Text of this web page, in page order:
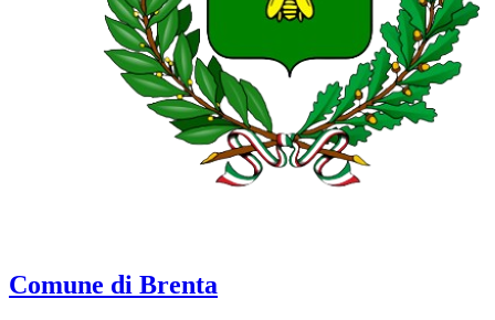
Comune di Brenta